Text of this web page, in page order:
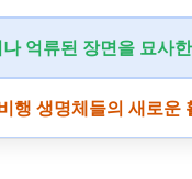
억류된 장면을 묘사
행 생명체들의 새로운